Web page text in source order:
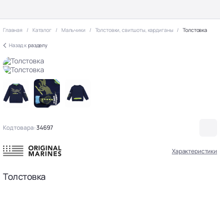
Главная Каталог Мальчики Толстовки, свитшоты, кардиганы Толстовка
Назад к разделу
Код товара:34697
Характеристики
Толстовка